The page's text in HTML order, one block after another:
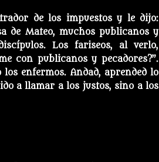
de los impuestos y le dijo:
de Mateo, muchos publicanos y
Los fariseos, al verlo,
con publicanos y pecadores?”.
enfermos. Andad, aprended lo
a llamar a los justos, sino a los